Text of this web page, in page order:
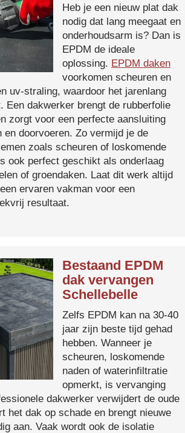
Heb je een nieuw plat dak
nodig dat lang meegaat en
onderhoudsarm is? Dan is
EPDM de ideale
oplossing. EPDM daken
voorkomen scheuren en
uv-straling, waardoor het jarenlang
Een dakwerker brengt de rubberfolie
zorgt voor een perfecte aansluiting
en doorvoeren. Zo vermijd je de
zoals scheuren of loskomende
ook perfect geschikt als onderlaag
of groendaken. Laat dit werk altijd
ervaren vakman voor een
resultaat.
Bestaand EPDM
dak vervangen
Schellebelle
Zelfs EPDM kan na 30-40
jaar zijn beste tijd gehad
hebben. Wanneer je
scheuren, loskomende
naden of waterinfiltratie
opmerkt, is vervanging
dakwerker verwijdert de oude
het dak op schade en brengt nieuwe
aan. Vaak wordt ook de isolatie